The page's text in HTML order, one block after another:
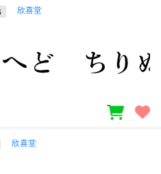
欣喜堂
欣喜堂